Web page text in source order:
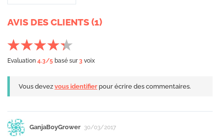
AVIS DES CLIENTS (1)
Evaluation 4.3/5 basé sur3 voix
Vous devez vous identifier pour écrire des commentaires.
GanjaBoyGrower 30/03/2017